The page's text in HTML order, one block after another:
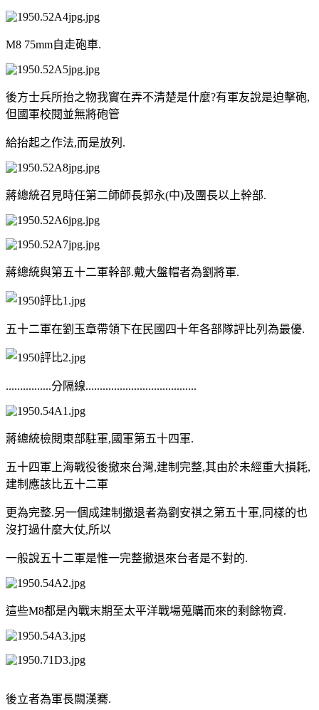
M8 75mm自走砲車.
後方士兵所抬之物我實在弄不清楚是什麼?有軍友說是迫擊砲,
但國軍校閱並無將砲管
給抬起之作法,而是放列.
蔣總統召見時任第二師師長郭永(中)及團長以上幹部.
蔣總統與第五十二軍幹部.戴大盤帽者為劉將軍.
五十二軍在劉玉章帶領下在民國四十年各部隊評比列為最優.
................分隔線.......................................
蔣總統檢閱東部駐軍,國軍第五十四軍.
五十四軍上海戰役後撤來台灣,建制完整,其由於未經重大損耗,
建制應該比五十二軍
更為完整.另一個成建制撤退者為劉安祺之第五十軍,同樣的也
沒打過什麼大仗,所以
一般說五十二軍是惟一完整撤退來台者是不對的.
這些M8都是內戰末期至太平洋戰場蒐購而來的剩餘物資.
後立者為軍長闕漢騫.